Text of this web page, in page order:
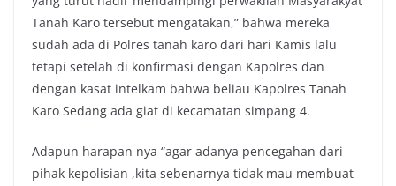
Tanah Karo tersebut mengatakan,” bahwa mereka
sudah ada di Polres tanah karo dari hari Kamis lalu
tetapi setelah di konfirmasi dengan Kapolres dan
dengan kasat intelkam bahwa beliau Kapolres Tanah
Karo Sedang ada giat di kecamatan simpang 4.
Adapun harapan nya “agar adanya pencegahan dari
pihak kepolisian ,kita sebenarnya tidak mau membuat